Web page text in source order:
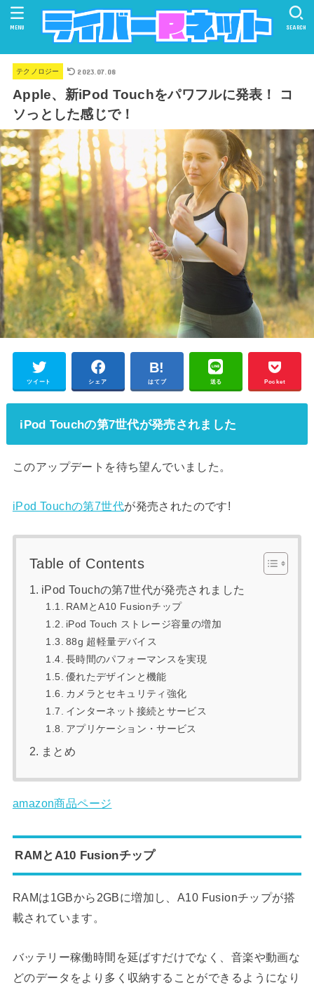
SEARCH
MENU
テクノロジー 2023.07.08
Apple、新iPod Touchをパワフルに発表！ コ
ソっとした感じで！
ツイート シェア はてブ 送る Pocket
iPod Touchの第7世代が発売されました
このアップデートを待ち望んでいました。
iPod Touchの第7世代が発売されたのです!
Table of Contents
iPod Touchの第7世代が発売されました
RAMとA10 Fusionチップ
iPod Touch ストレージ容量の増加
88g 超軽量デバイス
長時間のパフォーマンスを実現
優れたデザインと機能
カメラとセキュリティ強化
インターネット接続とサービス
アプリケーション・サービス
まとめ
amazon商品ページ
RAMとA10 Fusionチップ
RAMは1GBから2GBに増加し、A10 Fusionチップが搭
載されています。
バッテリー稼働時間を延ばすだけでなく、音楽や動画な
どのデータをより多く収納することができるようになり